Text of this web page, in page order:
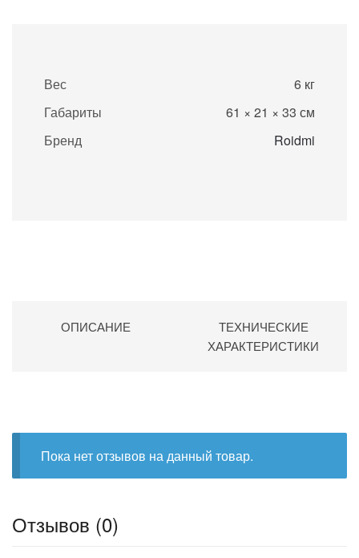
Вес
6 кг
Габариты
61 × 21 × 33 см
Бренд
Roidmi
ОПИСАНИЕ
ТЕХНИЧЕСКИЕ
ХАРАКТЕРИСТИКИ
Пока нет отзывов на данный товар.
Отзывов (0)